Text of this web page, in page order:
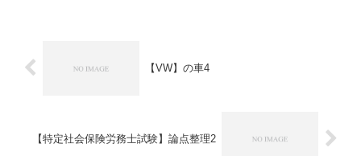
【VW】の車4
【特定社会保険労務士試験】論点整理2